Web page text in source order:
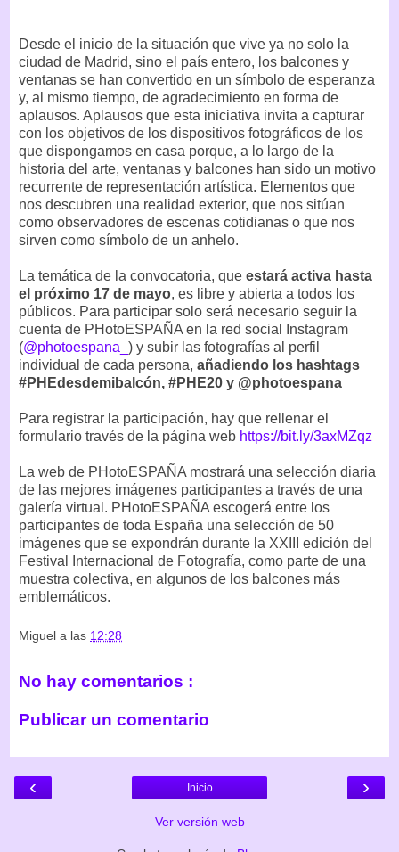
Desde el inicio de la situación que vive ya no solo la
ciudad de Madrid, sino el país entero, los balcones y
ventanas se han convertido en un símbolo de esperanza
y, al mismo tiempo, de agradecimiento en forma de
aplausos. Aplausos que esta iniciativa invita a capturar
con los objetivos de los dispositivos fotográficos de los
que dispongamos en casa porque, a lo largo de la
historia del arte, ventanas y balcones han sido un motivo
recurrente de representación artística. Elementos que
nos descubren una realidad exterior, que nos sitúan
como observadores de escenas cotidianas o que nos
sirven como símbolo de un anhelo.
La temática de la convocatoria, que estará activa hasta
el próximo 17 de mayo, es libre y abierta a todos los
públicos. Para participar solo será necesario seguir la
cuenta de PHotoESPAÑA en la red social Instagram
(@photoespana_ ) y subir las fotografías al perfil
individual de cada persona, añadiendo los hashtags
#PHEdesdemibalcón, #PHE20 y @photoespana_
Para registrar la participación, hay que rellenar el
formulario través de la página web https://bit.ly/3axMZqz
La web de PHotoESPAÑA mostrará una selección diaria
de las mejores imágenes participantes a través de una
galería virtual. PHotoESPAÑA escogerá entre los
participantes de toda España una selección de 50
imágenes que se expondrán durante la XXIII edición del
Festival Internacional de Fotografía, como parte de una
muestra colectiva, en algunos de los balcones más
emblemáticos.
Miguel a las 12:28
No hay comentarios :
Publicar un comentario
‹ ›
Inicio
Ver versión web